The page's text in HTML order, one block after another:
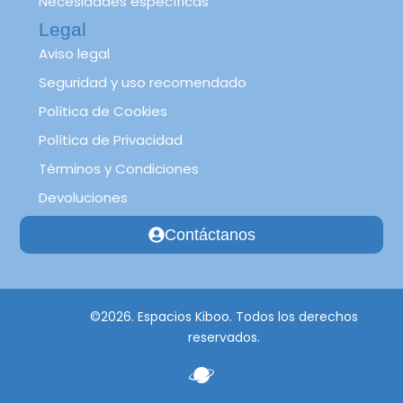
Legal
Aviso legal
Seguridad y uso recomendado
Política de Cookies
Política de Privacidad
Términos y Condiciones
Devoluciones
Contáctanos
©2026. Espacios Kiboo. Todos los derechos
reservados.